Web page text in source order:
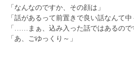
「なんなのですか、その顔は」
「話があるって前置きで良い話なんて中
「……まぁ、込み入った話ではあるので
「あ、ごゆっくり～」